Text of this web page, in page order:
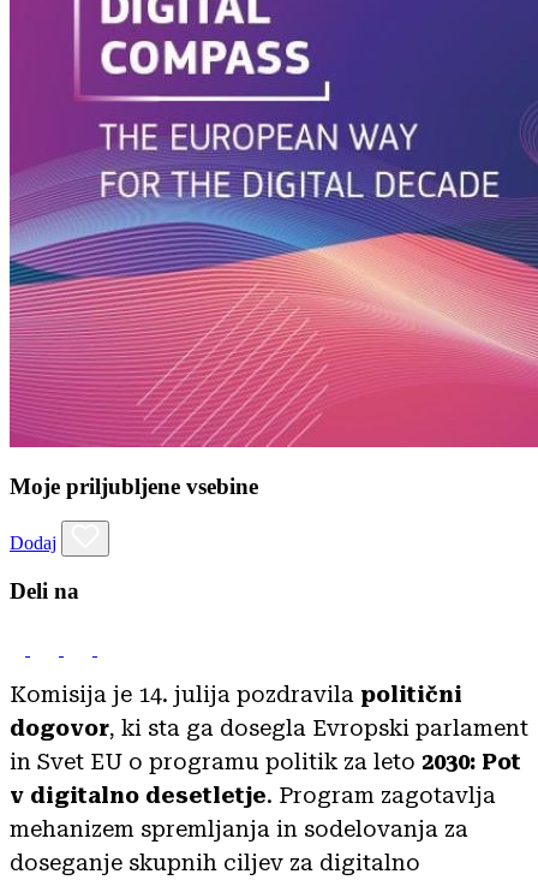
Moje priljubljene vsebine
Dodaj
Deli na
Komisija je 14. julija pozdravila politični
dogovor, ki sta ga dosegla Evropski parlament
in Svet EU o programu politik za leto 2030: Pot
v digitalno desetletje. Program zagotavlja
mehanizem spremljanja in sodelovanja za
doseganje skupnih ciljev za digitalno